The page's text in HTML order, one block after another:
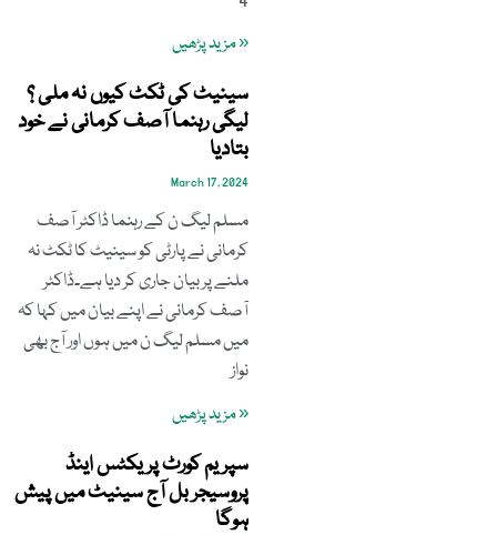
« مزید پڑھیں
سینیٹ کی ٹکٹ کیوں نہ ملی ؟
لیگی رہنما آصف کرمانی نے خود
بتادیا
March 17, 2024
مسلم لیگ ن کے رہنما ڈاکٹر آصف
کرمانی نے پارٹی کو سینیٹ کا ٹکٹ نہ
ملنے پر بیان جاری کر دیا ہے۔ڈاکٹر
آصف کرمانی نے اپنے بیان میں کہا کہ
میں مسلم لیگ ن میں ہوں اور آج بھی
نواز
« مزید پڑھیں
سپریم کورٹ پریکٹس اینڈ
پروسیجر بل آج سینیٹ میں پیش
ہوگا